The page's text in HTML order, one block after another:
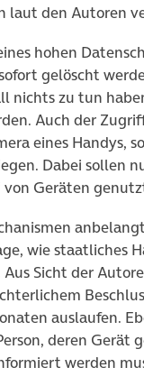
laut den Autoren
hohen
gelöscht
nichts zu tun
Auch der Zugriff
eines Handys,
Dabei sollen
von Geräten
wie staatliches
Sicht der
auslaufen.
deren Gerät
werden